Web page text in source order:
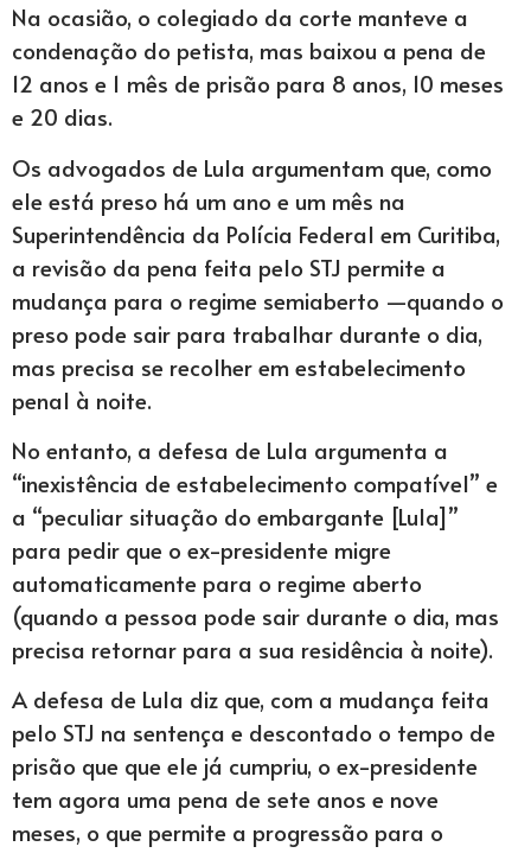
Na ocasião, o colegiado da corte manteve a
condenação do petista, mas baixou a pena de
12 anos e 1 mês de prisão para 8 anos, 10 meses
e 20 dias.
Os advogados de Lula argumentam que, como
ele está preso há um ano e um mês na
Superintendência da Polícia Federal em Curitiba,
a revisão da pena feita pelo STJ permite a
mudança para o regime semiaberto —quando o
preso pode sair para trabalhar durante o dia,
mas precisa se recolher em estabelecimento
penal à noite.
No entanto, a defesa de Lula argumenta a
“inexistência de estabelecimento compatível” e
a “peculiar situação do embargante [Lula]”
para pedir que o ex-presidente migre
automaticamente para o regime aberto
(quando a pessoa pode sair durante o dia, mas
precisa retornar para a sua residência à noite).
A defesa de Lula diz que, com a mudança feita
pelo STJ na sentença e descontado o tempo de
prisão que que ele já cumpriu, o ex-presidente
tem agora uma pena de sete anos e nove
meses, o que permite a progressão para o